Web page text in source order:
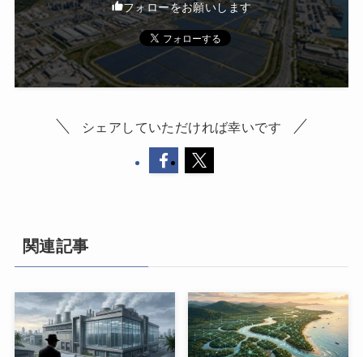
フォローをお願いします
シェアしていただければ幸いです
関連記事